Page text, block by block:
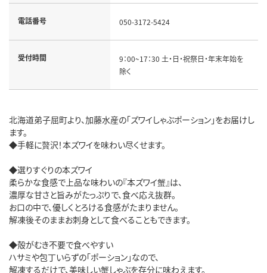
電話番号 050-3172-5424
受付時間
9：00~17：30 土・日・祝祭日・年末年始を
除く
北海道弟子屈町より、加藤水産の「ズワイしゃぶポーション」をお届けし
ます。
◆手軽に贅沢！本ズワイを味わい尽くせます。
◆選りすぐりの本ズワイ
柔らかな食感で上品な味わいの『本ズワイ蟹』は、
濃厚な甘さと旨みがたっぷりで、食べ応え抜群。
お口の中で、優しくとろける食感がたまりません。
解凍後そのままお刺身として食べることもできます。
◆殻がむき不要で食べやすい
ハサミや包丁いらずの「ポーション」なので、
解凍するだけで、美味しい蟹しゃぶを存分に味わえます。